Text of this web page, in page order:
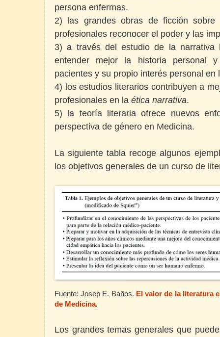
persona enfermas.
2) las grandes obras de ficción sobre
profesionales reconocer el poder y las
3) a través del estudio de la narrativa
entender mejor la historia personal
pacientes y su propio interés personal en
4) los estudios literarios contribuyen a
profesionales en la ética narrativa.
5) la teoría literaria ofrece nuevos
perspectiva de género en Medicina.
La siguiente tabla recoge algunos
los objetivos generales de un curso de
Fuente: Josep E. Baños. El valor de la literatura
de Medicina.
Los grandes temas generales que